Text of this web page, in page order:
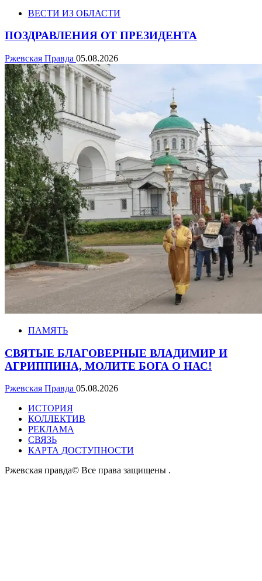
ВЕСТИ ИЗ ОБЛАСТИ
ПОЗДРАВЛЕНИЯ ОТ ПРЕЗИДЕНТА
Ржевская Правда 05.08.2026
ПАМЯТЬ
СВЯТЫЕ БЛАГОВЕРНЫЕ ВЛАДИМИР И
АГРИППИНА, МОЛИТЕ БОГА О НАС!
Ржевская Правда 05.08.2026
ИСТОРИЯ
КОЛЛЕКТИВ
РЕКЛАМА
СВЯЗЬ
КАРТА ДОСТУПНОСТИ
Ржевская правда© Все права защищены .